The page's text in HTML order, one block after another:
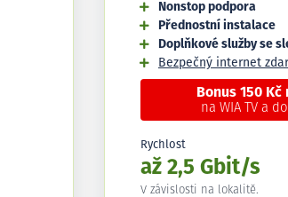
Nonstop podpora
Přednostní instalace
Doplňkové služby se
Bezpečný internet
Bonus 150
na WIA TV a
Rychlost
až 2,5 Gbit/s
V závislosti na lokalitě.